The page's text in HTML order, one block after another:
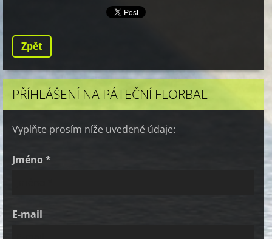
Zpět
PŘÍHLÁŠENÍ NA PÁTEČNÍ FLORBAL
Vyplňte prosím níže uvedené údaje:
Jméno *
E-mail